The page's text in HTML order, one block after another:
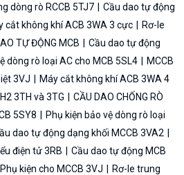
dòng rò RCCB 5TJ7
Cầu dao tự động
cắt không khí ACB 3WA 3 cực
Rơ-le
TỰ ĐỘNG MCB
Cầu dao tự động
dòng rò loại AC cho MCB 5SL4
MCCB
3VJ
Máy cắt không khí ACB 3WA 4
3TH và 3TG
CẦU DAO CHỐNG RÒ
5SY8
Phụ kiện bảo vệ dòng rò loại
dao tự động dạng khối MCCB 3VA2
điện tử 3RB
Cầu dao tự động MCB
Phụ kiện cho MCCB 3VJ
Rơ-le trung